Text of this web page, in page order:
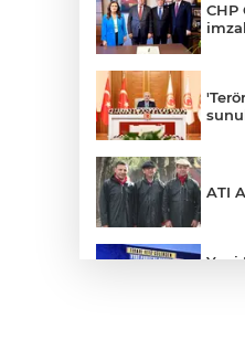
ATI
Yeni